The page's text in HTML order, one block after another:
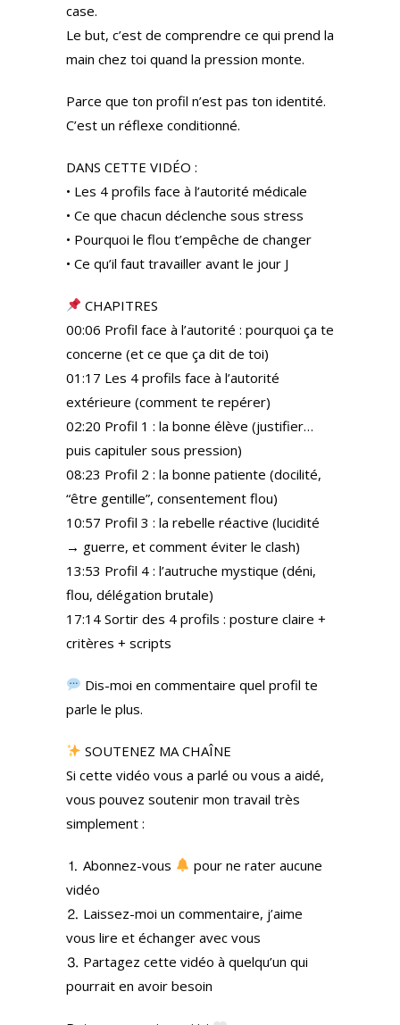
case.
Le but, c’est de comprendre ce qui prend la
main chez toi quand la pression monte.
Parce que ton profil n’est pas ton identité.
C’est un réflexe conditionné.
DANS CETTE VIDÉO :
• Les 4 profils face à l’autorité médicale
• Ce que chacun déclenche sous stress
• Pourquoi le flou t’empêche de changer
• Ce qu’il faut travailler avant le jour J
CHAPITRES
00:06 Profil face à l’autorité : pourquoi ça te
concerne (et ce que ça dit de toi)
01:17 Les 4 profils face à l’autorité
extérieure (comment te repérer)
02:20 Profil 1 : la bonne élève (justifier…
puis capituler sous pression)
08:23 Profil 2 : la bonne patiente (docilité,
“être gentille”, consentement flou)
10:57 Profil 3 : la rebelle réactive (lucidité
→ guerre, et comment éviter le clash)
13:53 Profil 4 : l’autruche mystique (déni,
flou, délégation brutale)
17:14 Sortir des 4 profils : posture claire +
critères + scripts
Dis-moi en commentaire quel profil te
parle le plus.
SOUTENEZ MA CHAÎNE
Si cette vidéo vous a parlé ou vous a aidé,
vous pouvez soutenir mon travail très
simplement :
⒈ Abonnez-vous
pour ne rater aucune
vidéo
⒉ Laissez-moi un commentaire, j’aime
vous lire et échanger avec vous
⒊ Partagez cette vidéo à quelqu’un qui
pourrait en avoir besoin